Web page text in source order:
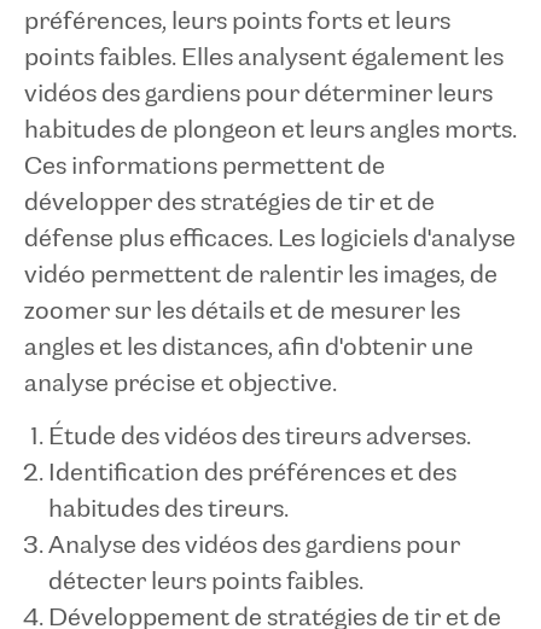
préférences, leurs points forts et leurs
points faibles. Elles analysent également les
vidéos des gardiens pour déterminer leurs
habitudes de plongeon et leurs angles morts.
Ces informations permettent de
développer des stratégies de tir et de
défense plus efficaces. Les logiciels d'analyse
vidéo permettent de ralentir les images, de
zoomer sur les détails et de mesurer les
angles et les distances, afin d'obtenir une
analyse précise et objective.
Étude des vidéos des tireurs adverses.
Identification des préférences et des
habitudes des tireurs.
Analyse des vidéos des gardiens pour
détecter leurs points faibles.
Développement de stratégies de tir et de